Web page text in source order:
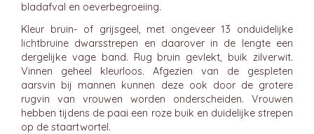
bladafval en oeverbegroeiing.
Kleur bruin- of grijsgeel, met ongeveer 13 onduidelijke
lichtbruine dwarsstrepen en daarover in de lengte een
dergelijke vage band. Rug bruin gevlekt, buik zilverwit.
Vinnen geheel kleurloos. Afgezien van de gespleten
aarsvin bij mannen kunnen deze ook door de grotere
rugvin van vrouwen worden onderscheiden. Vrouwen
hebben tijdens de paai een roze buik en duidelijke strepen
op de staartwortel.